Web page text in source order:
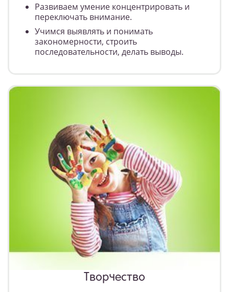
Развиваем умение концентрировать и
переключать внимание.
Учимся выявлять и понимать
закономерности, строить
последовательности, делать выводы.
Творчество